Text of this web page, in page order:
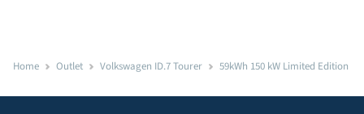
Home Outlet Volkswagen ID.7 Tourer 59kWh 150 kW Limited Edition